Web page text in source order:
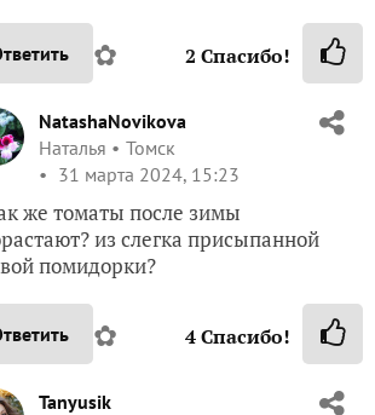
✿ 2 Спасибо!
NatashaNovikova
Наталья
Томск
31 марта 2024, 15:23
же томаты после зимы
из слегка присыпанной
помидорки?
✿ 4Спасибо!
Tanyusik